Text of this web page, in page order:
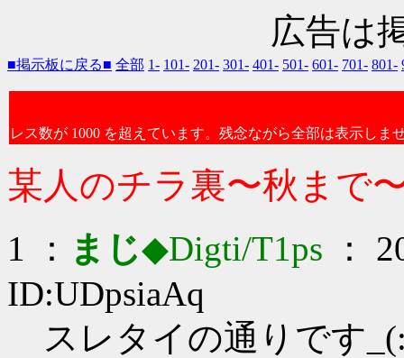
広告は
■掲示板に戻る■ 全部 1- 101- 201- 301- 401- 501- 601- 701- 801-
レス数が 1000 を超えています。残念ながら全部は表示しま
某人のチラ裏〜秋まで
1 ： まじ◆Digti/T1ps ：
ID:UDpsiaAq
スレタイの通りです